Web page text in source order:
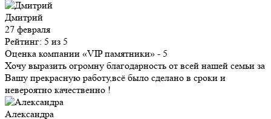
Дмитрий
27 февраля
Рейтинг: 5 из 5
Оценка компании «VIP памятники» - 5
Хочу выразить огромну благодарность от всей нашей семьи за
Вашу прекрасную работу,всё было сделано в сроки и
невероятно качественно !
Александра